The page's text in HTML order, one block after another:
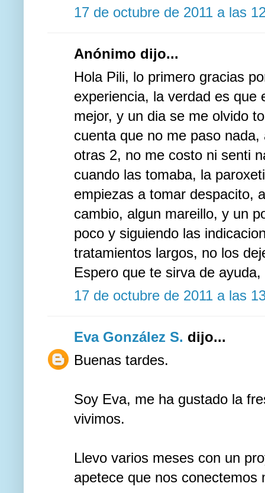
17 de octubre de 2011 a las
Anónimo dijo...
Hola Pili, lo primero gracias
experiencia, la verdad es que
mejor, y un dia se me olvido
cuenta que no me paso
otras 2, no me costo ni senti
cuando las tomaba, la
empiezas a tomar despacito,
cambio, algun mareillo, y un
poco y siguiendo las
tratamientos largos, no los
Espero que te sirva de
17 de octubre de 2011 a las
Eva González S. dijo...
Buenas tardes.
Soy Eva, me ha gustado la
vivimos.
Llevo varios meses con un
apetece que nos conectemos